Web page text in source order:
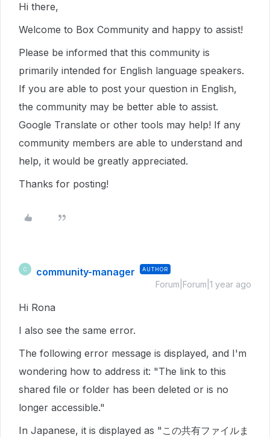
Hi there,
Welcome to Box Community and happy to assist!
Please be informed that this community is
primarily intended for English language speakers.
If you are able to post your question in English,
the community may be better able to assist.
Google Translate or other tools may help! If any
community members are able to understand and
help, it would be greatly appreciated.
Thanks for posting!
C community-manager AUTHOR
Forum|Forum|1 year ago
Hi Rona
I also see the same error.
The following error message is displayed, and I'm
wondering how to address it: "The link to this
shared file or folder has been deleted or is no
longer accessible."
In Japanese, it is displayed as "この共有ファイルま